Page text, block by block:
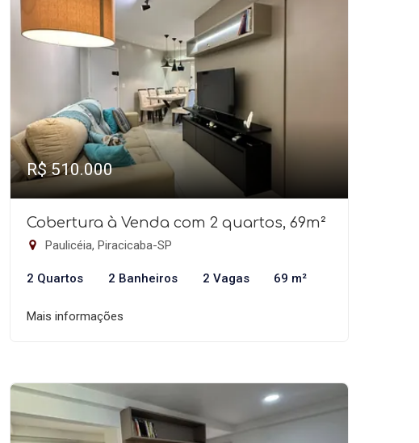
R$ 510.000
Cobertura à Venda com 2 quartos, 69m²
Paulicéia, Piracicaba-SP
2 Quartos 2 Banheiros 2 Vagas 69 m²
Mais informações